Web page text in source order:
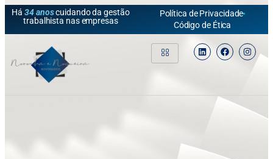
Há34 anoscuidando da gestão
trabalhista nas empresas
Política de Privacidade
Código de Ética